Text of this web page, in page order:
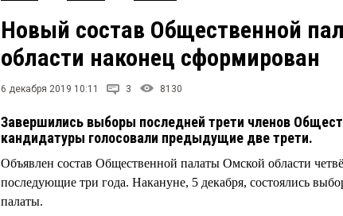
Новый состав Общественной
области наконец сформирован
6 декабря 2019 10:11 3 8130
Завершились выборы последней трети членов
кандидатуры голосовали предыдущие две трети.
Объявлен состав Общественной палаты Омской области
последующие три года. Накануне, 5 декабря, состоялись
палаты.